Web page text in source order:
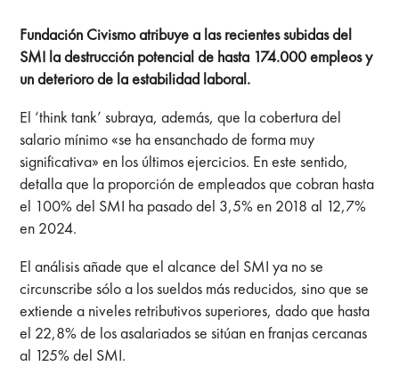
Fundación Civismo atribuye a las recientes subidas del
SMI la destrucción potencial de hasta 174.000 empleos y
un deterioro de la estabilidad laboral.
El ‘think tank’ subraya, además, que la cobertura del
salario mínimo «se ha ensanchado de forma muy
significativa» en los últimos ejercicios. En este sentido,
detalla que la proporción de empleados que cobran hasta
el 100% del SMI ha pasado del 3,5% en 2018 al 12,7%
en 2024.
El análisis añade que el alcance del SMI ya no se
circunscribe sólo a los sueldos más reducidos, sino que se
extiende a niveles retributivos superiores, dado que hasta
el 22,8% de los asalariados se sitúan en franjas cercanas
al 125% del SMI.